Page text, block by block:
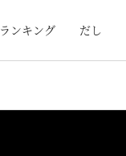
ランキング だし